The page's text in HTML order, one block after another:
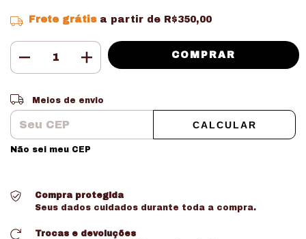
Frete grátis a partir de R$350,00
Entregas para o CEP:
Meios de envio
CALCULAR
Não sei meu CEP
Compra protegida
Seus dados cuidados durante toda a compra.
Trocas e devoluções